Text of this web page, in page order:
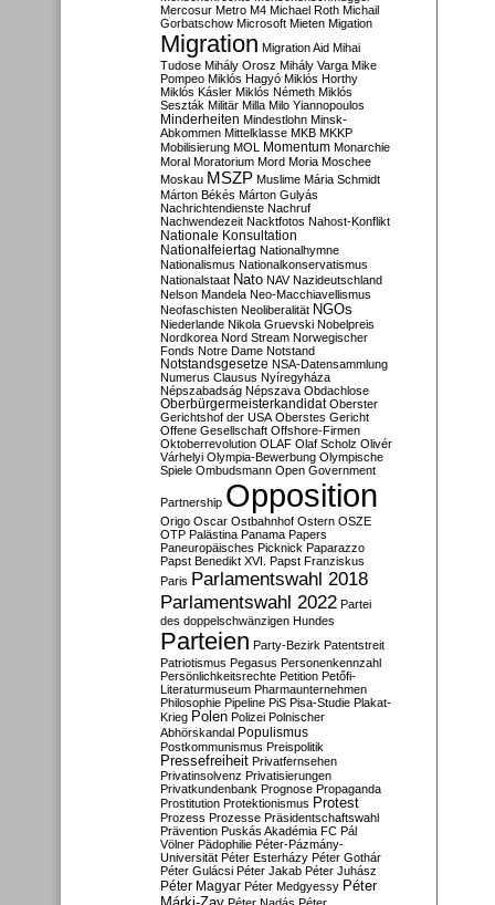
Mercosur Metro M4 Michael Roth Michail
Gorbatschow Microsoft Mieten Migation
Migration Migration Aid Mihai
Tudose Mihály Orosz Mihály Varga Mike
Pompeo Miklós Hagyó Miklós Horthy
Miklós Kásler Miklós Németh Miklós
Seszták Militär Milla Milo Yiannopoulos
Minderheiten Mindestlohn Minsk-
Abkommen Mittelklasse MKB MKKP
Mobilisierung MOL Momentum Monarchie
Moral Moratorium Mord Moria Moschee
Moskau MSZP Muslime Mária Schmidt
Márton Békés Márton Gulyás
Nachrichtendienste Nachruf
Nachwendezeit Nacktfotos Nahost-Konflikt
Nationale Konsultation
Nationalfeiertag Nationalhymne
Nationalismus Nationalkonservatismus
Nationalstaat Nato NAV Nazideutschland
Nelson Mandela Neo-Macchiavellismus
Neofaschisten Neoliberalität NGOs
Niederlande Nikola Gruevski Nobelpreis
Nordkorea Nord Stream Norwegischer
Fonds Notre Dame Notstand
Notstandsgesetze NSA-Datensammlung
Numerus Clausus Nyíregyháza
Népszabadság Népszava Obdachlose
Oberbürgermeisterkandidat Oberster
Gerichtshof der USA Oberstes Gericht
Offene Gesellschaft Offshore-Firmen
Oktoberrevolution OLAF Olaf Scholz Olivér
Várhelyi Olympia-Bewerbung Olympische
Spiele Ombudsmann Open Government
Partnership Opposition
Origo Oscar Ostbahnhof Ostern OSZE
OTP Palästina Panama Papers
Paneuropäisches Picknick Paparazzo
Papst Benedikt XVI. Papst Franziskus
Paris Parlamentswahl 2018
Parlamentswahl 2022 Partei
des doppelschwänzigen Hundes
Parteien Party-Bezirk Patentstreit
Patriotismus Pegasus Personenkennzahl
Persönlichkeitsrechte Petition Petőfi-
Literaturmuseum Pharmaunternehmen
Philosophie Pipeline PiS Pisa-Studie Plakat-
Krieg Polen Polizei Polnischer
Abhörskandal Populismus
Postkommunismus Preispolitik
Pressefreiheit Privatfernsehen
Privatinsolvenz Privatisierungen
Privatkundenbank Prognose Propaganda
Prostitution Protektionismus Protest
Prozess Prozesse Präsidentschaftswahl
Prävention Puskás Akadémia FC Pál
Völner Pädophilie Péter-Pázmány-
Universität Péter Esterházy Péter Gothár
Péter Gulácsi Péter Jakab Péter Juhász
Péter Magyar Péter Medgyessy Péter